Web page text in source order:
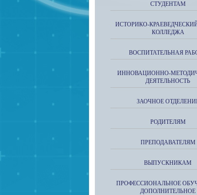
СТУДЕНТАМ
ИСТОРИКО-
КОЛЛЕДЖА
ВОСПИТАТЕЛЬНАЯ
ИННОВАЦИОННО-
ДЕЯТЕЛЬНОСТЬ
ЗАОЧНОЕ
РОДИТЕЛЯМ
ПРЕПОДАВАТЕЛЯМ
ВЫПУСКНИКАМ
ПРОФЕССИОНАЛЬНОЕ
ДОПОЛНИТЕЛЬНОЕ